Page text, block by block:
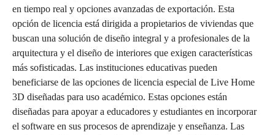
en tiempo real y opciones avanzadas de exportación. Esta
opción de licencia está dirigida a propietarios de viviendas que
buscan una solución de diseño integral y a profesionales de la
arquitectura y el diseño de interiores que exigen características
más sofisticadas. Las instituciones educativas pueden
beneficiarse de las opciones de licencia especial de Live Home
3D diseñadas para uso académico. Estas opciones están
diseñadas para apoyar a educadores y estudiantes en incorporar
el software en sus procesos de aprendizaje y enseñanza. Las